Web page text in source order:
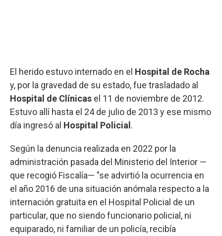
El herido estuvo internado en el Hospital de Rocha
y, por la gravedad de su estado, fue trasladado al
Hospital de Clínicas el 11 de noviembre de 2012.
Estuvo allí hasta el 24 de julio de 2013 y ese mismo
día ingresó al Hospital Policial .
Según la denuncia realizada en 2022 por la
administración pasada del Ministerio del Interior —
que recogió Fiscalía— "se advirtió la ocurrencia en
el año 2016 de una situación anómala respecto a la
internación gratuita en el Hospital Policial de un
particular, que no siendo funcionario policial, ni
equiparado, ni familiar de un policía, recibía